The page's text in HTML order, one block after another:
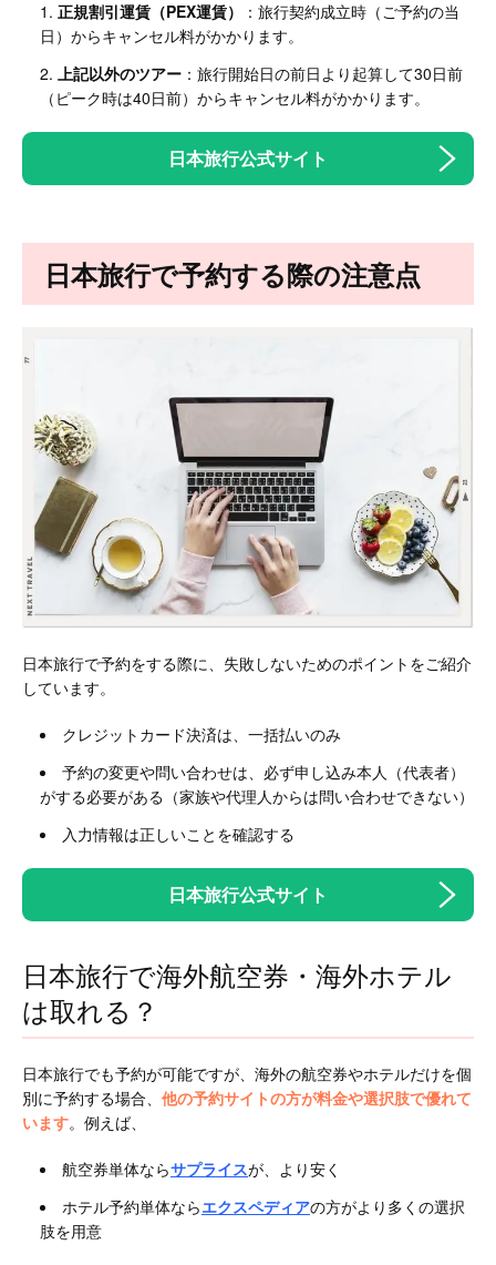
正規割引運賃（PEX運賃）
：旅行契約成立時（ご予約の当
日）からキャンセル料がかかります。
上記以外のツアー ：旅行開始日の前日より起算して30日前
（ピーク時は40日前）からキャンセル料がかかります。
日本旅行公式サイト
日本旅行で予約する際の注意点
日本旅行で予約をする際に、失敗しないためのポイントをご紹介
しています。
クレジットカード決済は、一括払いのみ
予約の変更や問い合わせは、必ず申し込み本人（代表者）
がする必要がある（家族や代理人からは問い合わせできない）
入力情報は正しいことを確認する
日本旅行公式サイト
日本旅行で海外航空券・海外ホテル
は取れる？
日本旅行でも予約が可能ですが、海外の航空券やホテルだけを個
別に予約する場合、 他の予約サイトの方が料金や選択肢で優れて
います。例えば、
航空券単体ならサプライスが、より安く
ホテル予約単体ならエクスペディアの方がより多くの選択
肢を用意